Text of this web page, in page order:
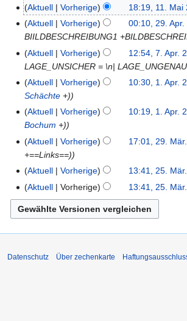
April
2013
11.
Mai
2012
Aktuell Vorherige 18:19, 11. Mai
29.
April
2012
Aktuell Vorherige 00:10, 29. Apr.
BIILDBESCHREIBUNG1
7.
April
2012
Aktuell Vorherige 12:54, 7. Apr.
LAGE_UNSICHER = \n|
1.
April
2012
Aktuell Vorherige 10:30, 1. Apr.
Schächte +)
Aktuell
Vorherige 10:19, 1. Apr.
Bochum +)
29.
März
2012
Aktuell Vorherige 17:01, 29.
+==Links==)
25.
März
2012
Aktuell Vorherige 13:41, 25.
Aktuell
Vorherige 13:41, 25.
K
e
e
Datenschutz Über zechenkarte